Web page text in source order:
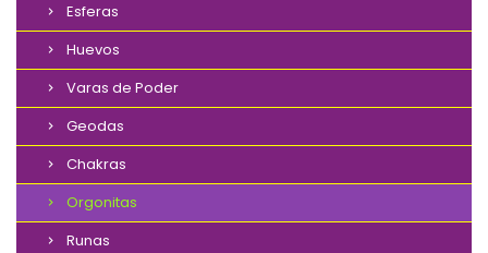
Esferas
Huevos
Varas de Poder
Geodas
Chakras
Orgonitas
Runas